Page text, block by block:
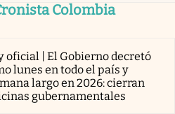
Colombia
oficial | El Gobierno decretó
lunes en todo el país y
largo en 2026: cierran
gubernamentales